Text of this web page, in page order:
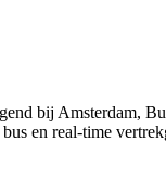
bij Amsterdam,
en real-time